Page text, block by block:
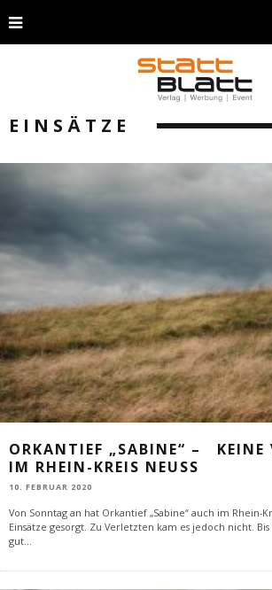
EINSÄTZE
ORKANTIEF „SABINE“ – KEINE
IM RHEIN-KREIS NEUSS
10. FEBRUAR 2020
Von Sonntag an hat Orkantief „Sabine“ auch im Rhein-
Einsätze gesorgt. Zu Verletzten kam es jedoch nicht.
gut...